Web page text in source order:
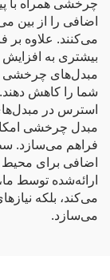
اضافی را از بین
می‌کنند. علاوه بر
بیشتری به
مبدل‌های چرخشی
شما را کاهش
استرس در
مبدل چرخشی
فراهم می‌سازد.
اضافی برای
ارائه‌شده توسط
می‌کند، بلکه
می‌سازد.